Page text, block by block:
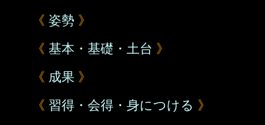
《 姿勢 》
《 基本・基礎・土台 》
《 成果 》
《 習得・会得・身につける 》